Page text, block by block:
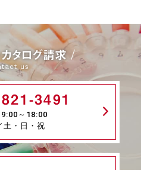
タログ請求
us
3491
9:00～18:00
土・日・祝